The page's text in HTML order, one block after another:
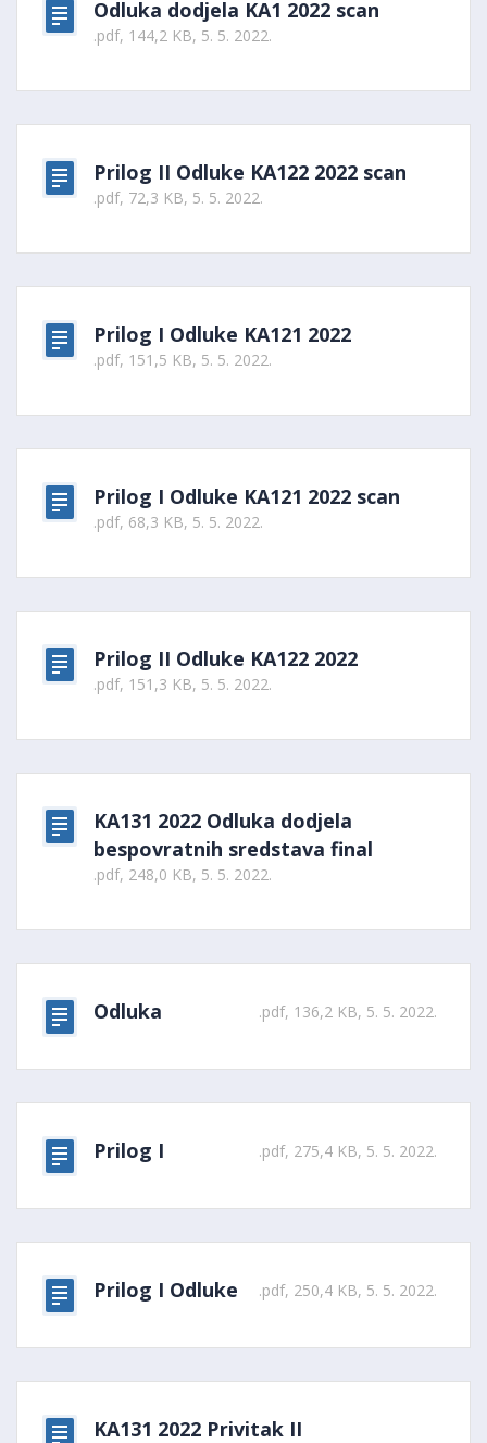
Odluka dodjela KA1 2022 scan
.pdf, 144,2 KB, 5. 5. 2022.
Prilog II Odluke KA122 2022 scan
.pdf, 72,3 KB, 5. 5. 2022.
Prilog I Odluke KA121 2022
.pdf, 151,5 KB, 5. 5. 2022.
Prilog I Odluke KA121 2022 scan
.pdf, 68,3 KB, 5. 5. 2022.
Prilog II Odluke KA122 2022
.pdf, 151,3 KB, 5. 5. 2022.
KA131 2022 Odluka dodjela
bespovratnih sredstava final
.pdf, 248,0 KB, 5. 5. 2022.
Odluka .pdf, 136,2 KB, 5. 5. 2022.
Prilog I .pdf, 275,4 KB, 5. 5. 2022.
Prilog I Odluke .pdf, 250,4 KB, 5. 5. 2022.
KA131 2022 Privitak II